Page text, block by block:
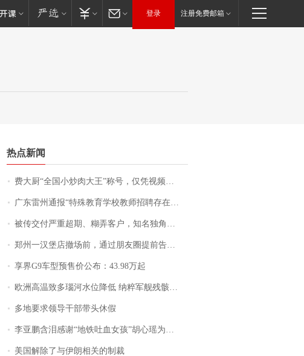
登录 注册免费邮箱
热点新闻
费大厨“全国小炒肉大王”称号，仅凭视频评出？中国烹饪协会回应
广东雷州通报“特殊教育学校教师招聘存在违规行为”：已启动问责程序 副校长被停职
被传交付严重超期、糊弄客户，知名独角兽车企创始人回应：都没证据，将依法采取措施，“本人长期与美国交管局保持沟通，对方表示肯定”
郑州一汉堡店撤场前，通过朋友圈提前告知逐一退费，有顾客仅剩1元也全被退回，分文不少；顾客：言而有信，让人感动
享界G9车型预售价公布：43.98万起
欧洲高温致多瑙河水位降低 纳粹军舰残骸重见天日
多地要求领导干部带头休假
李亚鹏含泪感谢“地铁吐血女孩”胡心瑶为嫣然天使捐99999元：这份捐赠太沉重，尊重其捐赠意愿，个人向胡心瑶和她的病友之家各捐赠99999元
美国解除了与伊朗相关的制裁